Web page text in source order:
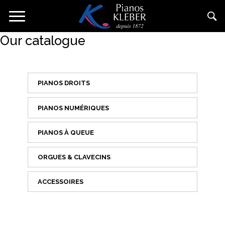
content
Toggle
Our catalogue
PIANOS DROITS
PIANOS NUMÉRIQUES
PIANOS À QUEUE
ORGUES & CLAVECINS
ACCESSOIRES